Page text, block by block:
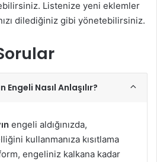
Listenize yeni eklemler
dilediğiniz gibi yönetebilirsiniz.
Engeli Nasıl Anlaşılır?
engeli aldığınızda,
kullanmanıza kısıtlama
engeliniz kalkana kadar